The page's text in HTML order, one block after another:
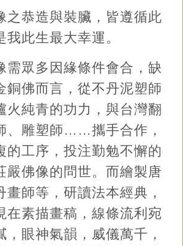
恭造與裝臟，皆遵循此
此生最大幸運。
眾多因緣條件會合，缺
銅佛而言，從不丹泥塑師
火純青的功力，與台灣翻
、雕塑師……攜手合作，
的工序，投注勤勉不懈的
嚴佛像的問世。而繪製唐
畫師等，研讀法本經典，
在素描畫稿，線條流利宛
，眼神氣韻，威儀萬千，